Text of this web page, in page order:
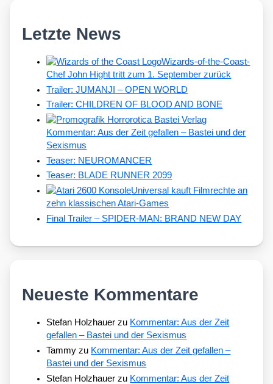
Letzte News
Wizards-of-the-Coast-
Chef John Hight tritt zum 1. September zurück
Trailer: JUMANJI – OPEN WORLD
Trailer: CHILDREN OF BLOOD AND BONE
Kommentar: Aus der Zeit gefallen – Bastei und der
Sexismus
Teaser: NEUROMANCER
Teaser: BLADE RUNNER 2099
Universal kauft Filmrechte an
zehn klassischen Atari-Games
Final Trailer – SPIDER-MAN: BRAND NEW DAY
Neueste Kommentare
Stefan Holzhauer zu Kommentar: Aus der Zeit
gefallen – Bastei und der Sexismus
Tammy zu Kommentar: Aus der Zeit gefallen –
Bastei und der Sexismus
Stefan Holzhauer zu Kommentar: Aus der Zeit